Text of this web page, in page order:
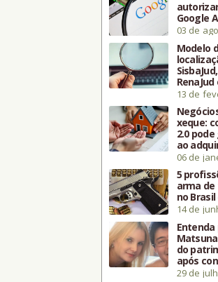
Google
03 de
Modelo
13 de
xeque:
2.0
ao
06 de
5
arma
no
14 de
Entenda
do
após
29 de